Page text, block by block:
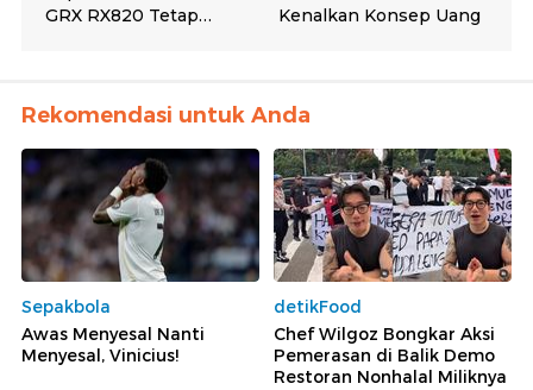
Rekomendasi untuk Anda
Sepakbola
Awas Menyesal Nanti
Menyesal, Vinicius!
detikFood
Chef Wilgoz Bongkar Aksi
Pemerasan di Balik Demo
Restoran Nonhalal Miliknya